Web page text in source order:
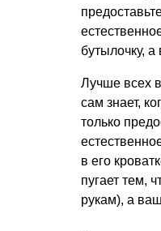
бутылочку, а
Лучше всех
сам знает,
только
в его
пугает тем,
рукам), а